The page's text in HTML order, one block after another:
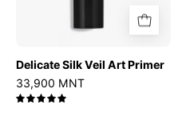
Delicate Silk Veil Art Primer
33,900 MNT
5.0